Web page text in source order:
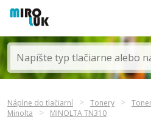
Náplne do tlačiarní Tonery
Minolta
MINOLTA TN310